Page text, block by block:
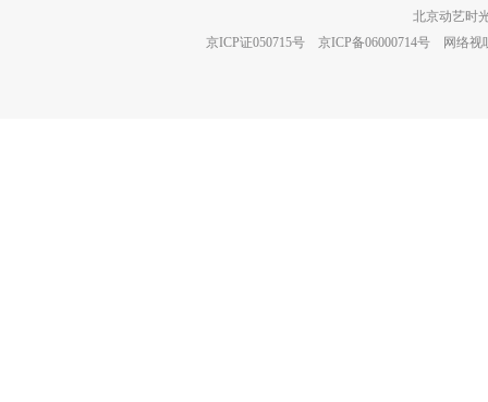
北京动艺时
京ICP证050715号
京ICP备06000714号 网络视